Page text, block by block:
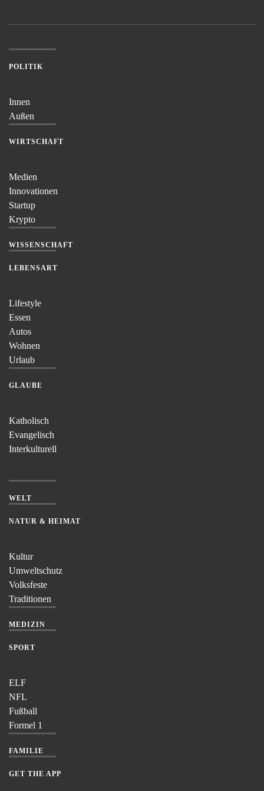
POLITIK
Innen
Außen
WIRTSCHAFT
Medien
Innovationen
Startup
Krypto
WISSENSCHAFT
LEBENSART
Lifestyle
Essen
Autos
Wohnen
Urlaub
GLAUBE
Katholisch
Evangelisch
Interkulturell
WELT
NATUR & HEIMAT
Kultur
Umweltschutz
Volksfeste
Traditionen
MEDIZIN
SPORT
ELF
NFL
Fußball
Formel 1
FAMILIE
GET THE APP